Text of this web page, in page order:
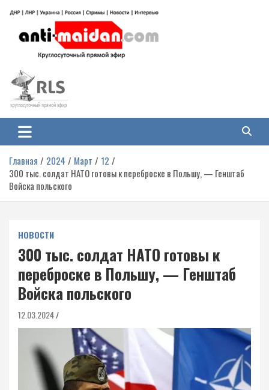
содержимому
Антимайдан: Гражданская война
на Украине
гражданской войне на Украине, включая события в Новороссии, ДНР,
ЛНР и других регионах.
Главная 2024 Март
12
300 тыс. солдат НАТО готовы к переброске в Польшу, — Генштаб
Войска польского
НОВОСТИ
300 тыс. солдат НАТО готовы к
переброске в Польшу, — Генштаб
Войска польского
12.03.2024